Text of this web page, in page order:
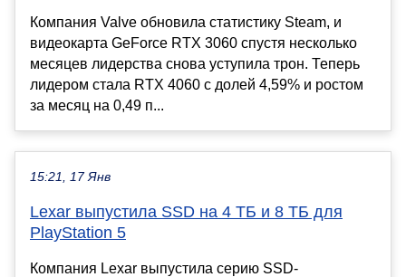
Компания Valve обновила статистику Steam, и
видеокарта GeForce RTX 3060 спустя несколько
месяцев лидерства снова уступила трон. Теперь
лидером стала RTX 4060 с долей 4,59% и ростом
за месяц на 0,49 п...
15:21, 17 Янв
Lexar выпустила SSD на 4 ТБ и 8 ТБ для
PlayStation 5
Компания Lexar выпустила серию SSD-